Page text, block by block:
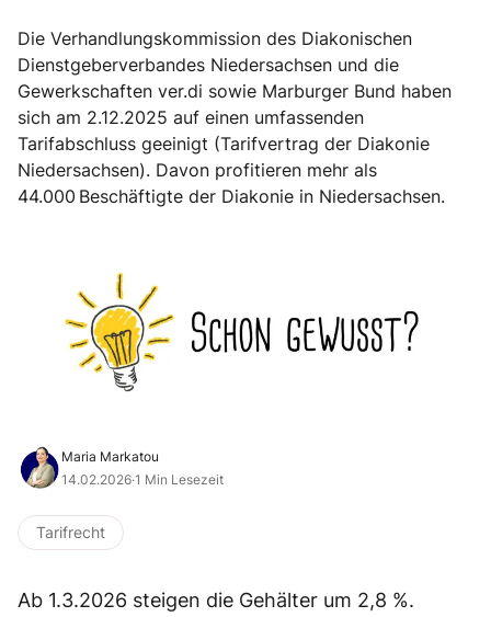
Die Verhandlungskommission des Diakonischen
Dienstgeberverbandes Niedersachsen und die
Gewerkschaften ver.di sowie Marburger Bund haben
sich am 2.12.2025 auf einen umfassenden
Tarifabschluss geeinigt (Tarifvertrag der Diakonie
Niedersachsen). Davon profitieren mehr als
44.000 Beschäftigte der Diakonie in Niedersachsen.
Maria Markatou
14.02.2026·1 Min Lesezeit
Tarifrecht
Ab 1.3.2026 steigen die Gehälter um 2,8 %.